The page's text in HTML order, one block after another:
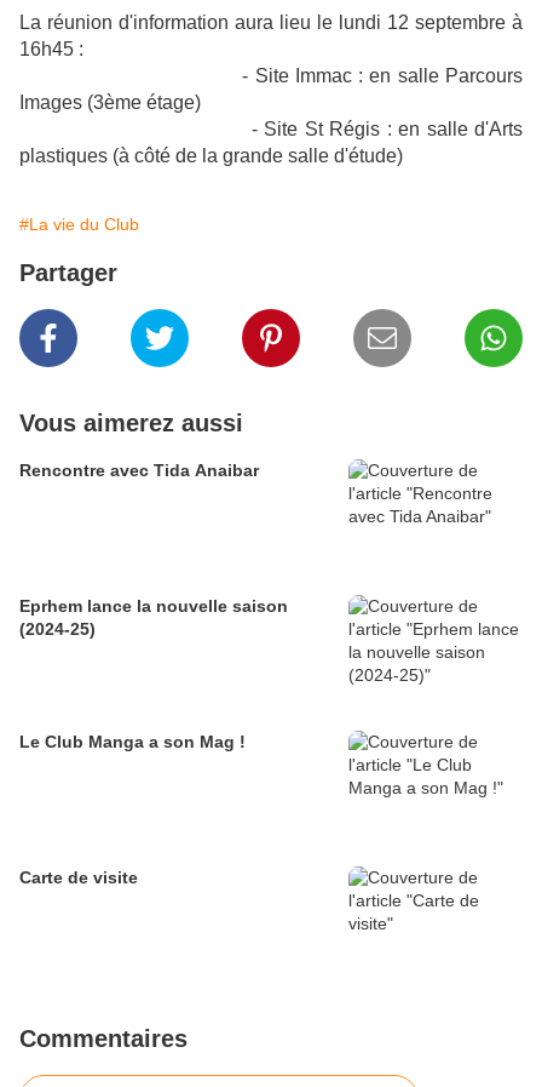
La réunion d'information aura lieu le lundi 12 septembre à
16h45 :
- Site Immac : en salle Parcours
Images (3ème étage)
- Site St Régis : en salle d'Arts
plastiques (à côté de la grande salle d'étude)
#La vie du Club
Partager
Vous aimerez aussi
Rencontre avec Tida Anaibar
Eprhem lance la nouvelle saison
(2024-25)
Le Club Manga a son Mag !
Carte de visite
Commentaires